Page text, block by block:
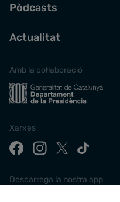
Pòdcasts
Actualitat
Amb la col·laboració
Xarxes
Descarrega la nostra app